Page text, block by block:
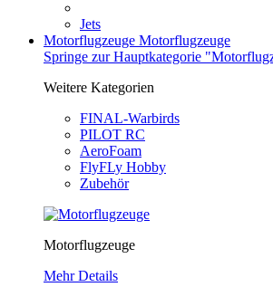
Jets
Motorflugzeuge Motorflugzeuge
Springe zur Hauptkategorie
Weitere Kategorien
FINAL-Warbirds
PILOT RC
AeroFoam
FlyFLy Hobby
Zubehör
Motorflugzeuge
Mehr Details